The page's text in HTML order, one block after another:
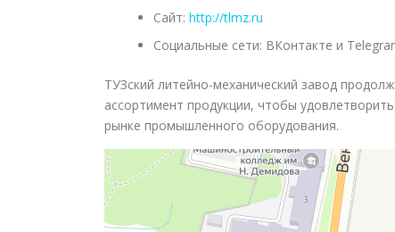
Сайт: http://tlmz.ru
Социальные сети: ВКонтакте и
ТУЗский литейно-механический завод
ассортимент продукции, чтобы
рынке промышленного оборудования.